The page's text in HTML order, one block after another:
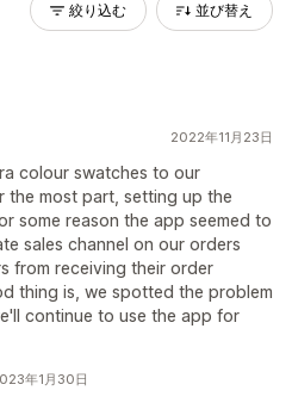
絞り込む 並び替え
2022年11月23日
colour swatches to our
most part, setting up the
some reason the app seemed to
sales channel on our orders
from receiving their order
thing is, we spotted the problem
continue to use the app for
年1月30日